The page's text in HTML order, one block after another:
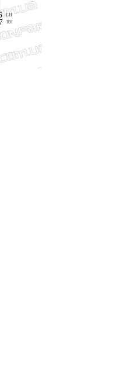
LH
RH